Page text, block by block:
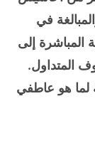
في
المباشرة إلى
المتداول.
هو عاطفي